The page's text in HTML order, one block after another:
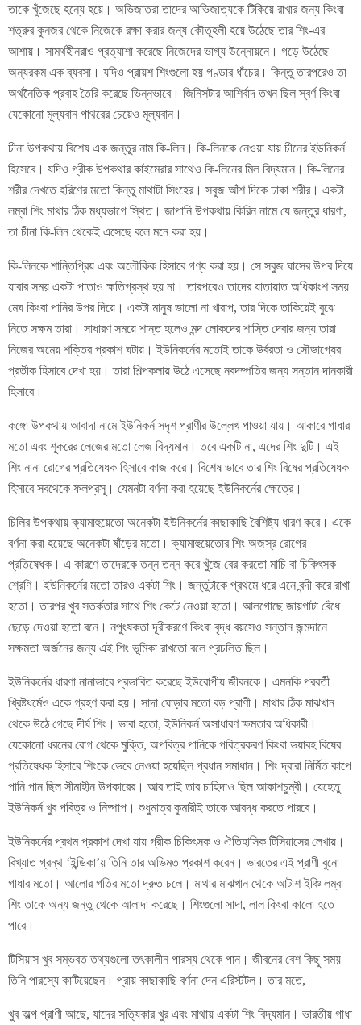
তাকে খুঁজেছে হন্যে হয়ে। অভিজাতরা তাদের আভিজাত্যকে টিকিয়ে রাখার জন্য কিংবা
শত্রুর কুনজর থেকে নিজেকে রক্ষা করার জন্য কৌতূহলী হয়ে উঠেছে তার শিং-এর
আশায়। সামর্থহীনরাও প্রত্যাশা করেছে নিজেদের ভাগ্য উন্নোয়নে। গড়ে উঠেছে
অন্যরকম এক ব্যবসা। যদিও প্রায়শ শিংগুলো হয় গণ্ডার ধাঁচের। কিন্তু তারপরেও তা
অর্থনৈতিক প্রবাহ তৈরি করেছে ভিন্নভাবে। জিনিসটার আশির্বাদ তখন ছিল স্বর্ণ কিংবা
যেকোনো মূল্যবান পাথরের চেয়েও মূল্যবান।
চীনা উপকথায় বিশেষ এক জন্তুর নাম কি-লিন। কি-লিনকে নেওয়া যায় চীনের ইউনিকর্ন
হিসেবে। যদিও গ্রীক উপকথার কাইমেরার সাথেও কি-লিনের মিল বিদ্যমান। কি-লিনের
শরীর দেখতে হরিণের মতো কিন্তু মাথাটা সিংহের। সবুজ আঁশ দিকে ঢাকা শরীর। একটা
লম্বা শিং মাথার ঠিক মধ্যভাগে স্থিত। জাপানি উপকথায় কিরিন নামে যে জন্তুর ধারণা,
তা চীনা কি-লিন থেকেই এসেছে বলে মনে করা হয়।
কি-লিনকে শান্তিপ্রিয় এবং অলৌকিক হিসাবে গণ্য করা হয়। সে সবুজ ঘাসের উপর দিয়ে
যাবার সময় একটা পাতাও ক্ষতিগ্রস্থ হয় না। তারপরেও তাদের যাতায়াত অধিকাংশ সময়
মেঘ কিংবা পানির উপর দিয়ে। একটা মানুষ ভালো না খারাপ, তার দিকে তাকিয়েই বুঝে
নিতে সক্ষম তারা। সাধারণ সময়ে শান্ত হলেও মন্দ লোকদের শাস্তি দেবার জন্য তারা
নিজের অমেয় শক্তির প্রকাশ ঘটায়। ইউনিকর্নের মতোই তাকে উর্বরতা ও সৌভাগ্যের
প্রতীক হিসাবে দেখা হয়। তারা শিল্পকলায় উঠে এসেছে নবদম্পতির জন্য সন্তান দানকারী
হিসাবে।
কঙ্গো উপকথায় আবাদা নামে ইউনিকর্ন সদৃশ প্রাণীর উল্লেখ পাওয়া যায়। আকারে গাধার
মতো এবং শূকরের লেজের মতো লেজ বিদ্যমান। তবে একটি না, এদের শিং দুটি। এই
শিং নানা রোগের প্রতিষেধক হিসাবে কাজ করে। বিশেষ ভাবে তার শিং বিষের প্রতিষেধক
হিসাবে সবথেকে ফলপ্রসূ। যেমনটা বর্ণনা করা হয়েছে ইউনিকর্নের ক্ষেত্রে।
চিলির উপকথায় ক্যামাহুয়েতো অনেকটা ইউনিকর্নের কাছাকাছি বৈশিষ্ট্য ধারণ করে। একে
বর্ণনা করা হয়েছে অনেকটা ষাঁড়ের মতো। ক্যামাহুয়েতোর শিং অজস্র রোগের
প্রতিষেধক। এ কারণে তাদেরকে তন্ন তন্ন করে খুঁজে বের করতো মাচি বা চিকিৎসক
শ্রেণি। ইউনিকর্নের মতো তারও একটা শিং। জন্তুটাকে প্রথমে ধরে এনে বন্দী করে রাখা
হতো। তারপর খুব সতর্কতার সাথে শিং কেটে নেওয়া হতো। আলগোছে জায়গাটা বেঁধে
ছেড়ে দেওয়া হতো বনে। নপুংষকতা দূরীকরণে কিংবা বৃদ্ধ বয়সেও সন্তান জন্মদানে
সক্ষমতা অর্জনের জন্য এই শিং ভূমিকা রাখতো বলে প্রচলিত ছিল।
ইউনিকর্নের ধারণা নানাভাবে প্রভাবিত করেছে ইউরোপীয় জীবনকে। এমনকি পরবর্তী
খ্রিষ্টধর্মেও একে গ্রহণ করা হয়। সাদা ঘোড়ার মতো বড় প্রাণী। মাথার ঠিক মাঝখান
থেকে উঠে গেছে দীর্ঘ শিং। ভাবা হতো, ইউনিকর্ন অসাধারণ ক্ষমতার অধিকারী।
যেকোনো ধরনের রোগ থেকে মুক্তি, অপবিত্র পানিকে পবিত্রকরণ কিংবা ভয়াবহ বিষের
প্রতিষেধক হিসাবে শিংকে ভেবে নেওয়া হয়েছিল প্রধান সমাধান। শিং দ্বারা নির্মিত কাপে
পানি পান ছিল সীমাহীন উপকারের। আর তাই তার চাহিদাও ছিল আকাশচুম্বী। যেহেতু
ইউনিকর্ন খুব পবিত্র ও নিষ্পাপ। শুধুমাত্র কুমারীই তাকে আবদ্ধ করতে পারবে।
ইউনিকর্নের প্রথম প্রকাশ দেখা যায় গ্রীক চিকিৎসক ও ঐতিহাসিক টিসিয়াসের লেখায়।
বিখ্যাত গ্রন্থ ‘ইন্ডিকা’য় তিনি তার অভিমত প্রকাশ করেন। ভারতের এই প্রাণী বুনো
গাধার মতো। আলোর গতির মতো দ্রুত চলে। মাথার মাঝখান থেকে আটাশ ইঞ্চি লম্বা
শিং তাকে অন্য জন্তু থেকে আলাদা করেছে। ‍শিংগুলো সাদা, লাল কিংবা কালো হতে
পারে।
টিসিয়াস খুব সম্ভবত তথ্যগুলো তৎকালীন পারস্য থেকে পান। জীবনের বেশ কিছু সময়
তিনি পারস্যে কাটিয়েছেন। প্রায় কাছাকাছি বর্ণনা দেন এরিস্টটল। তার মতে,
খুব অল্প প্রাণী আছে, যাদের সত্যিকার খুর এবং মাথায় একটা শিং বিদ্যমান। ভারতীয় গাধা